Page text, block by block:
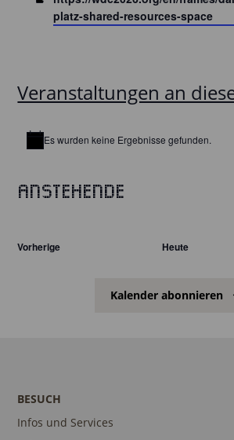
platz-shared-resources-space
Veranstaltungen an
Hinweis
Es wurden keine Ergebnisse gefunden.
Anstehende
wählen.
VorherigeVeranstaltungen Heute
Kalender abonnieren
BESUCH
Infos und Services